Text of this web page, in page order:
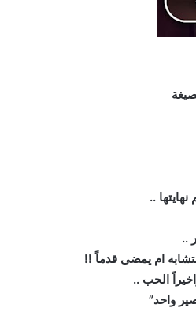
..
..
ام يمضى قدماً !!
الحب ..
واحد”